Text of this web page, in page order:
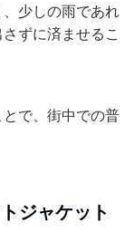
少しの雨であれ
ずに済ませるこ
で、街中での普
ジャケット